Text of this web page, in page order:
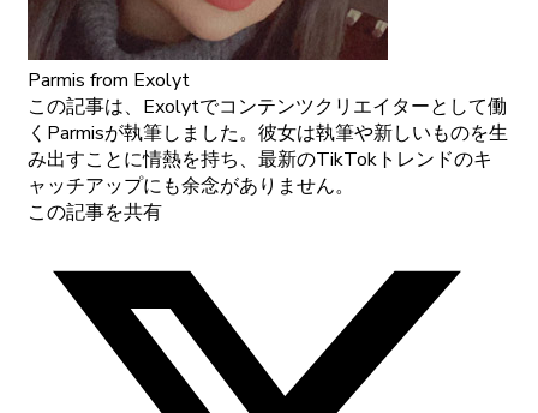
Parmis from Exolyt
この記事は、Exolytでコンテンツクリエイターとして働
くParmisが執筆しました。彼女は執筆や新しいものを生
み出すことに情熱を持ち、最新のTikTokトレンドのキ
ャッチアップにも余念がありません。
この記事を共有